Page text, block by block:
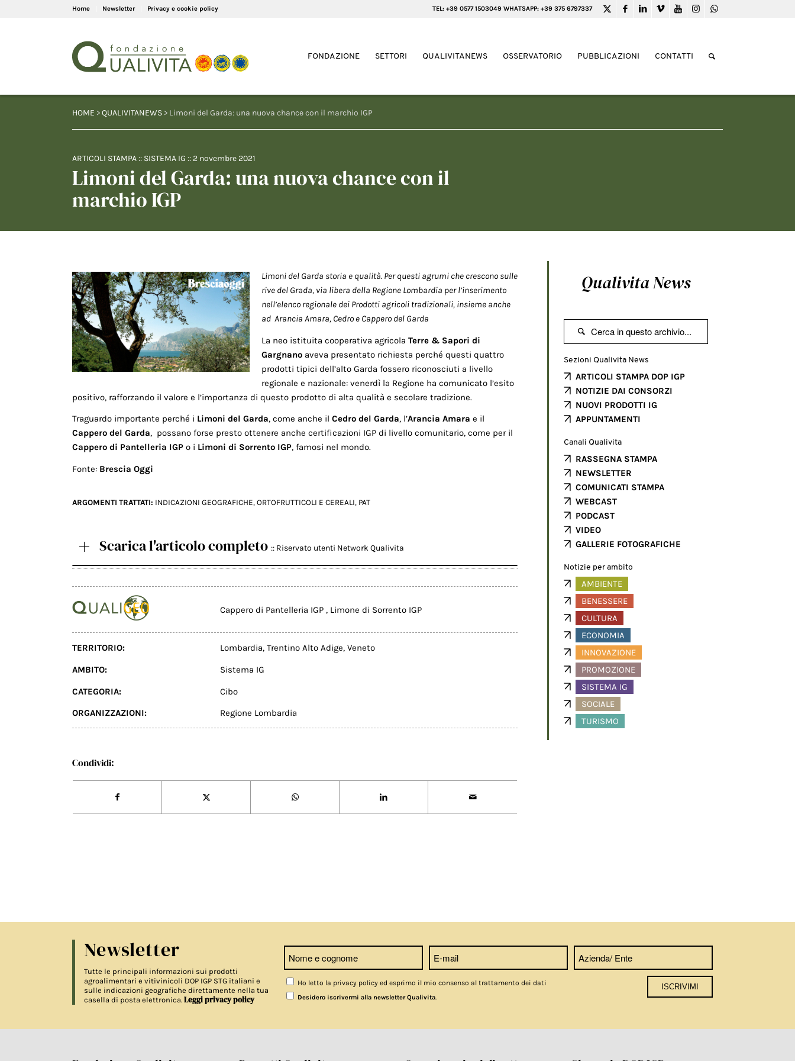
Home Newsletter Privacy e cookie policy TEL: +39 0577 1503049 WHATSAPP: +39 375 6797337
FONDAZIONE SETTORI QUALIVITANEWS OSSERVATORIO PUBBLICAZIONI CONTATTI
HOME >QUALIVITANEWS > Limoni del Garda: una nuova chance con il marchio IGP
ARTICOLI STAMPA :: SISTEMA IG :: 2 novembre 2021
Limoni del Garda: una nuova chance con il
marchio IGP
Limoni del Garda storia e qualità. Per questi agrumi che crescono sulle
rive del Grada, via libera della Regione Lombardia per l’inserimento
nell’elenco regionale dei Prodotti agricoli tradizionali, insieme anche
ad Arancia Amara, Cedro e Cappero del Garda
La neo istituita cooperativa agricola Terre & Sapori di
Gargnano aveva presentato richiesta perché questi quattro
prodotti tipici dell’alto Garda fossero riconosciuti a livello
regionale e nazionale: venerdì la Regione ha comunicato l’esito
positivo, rafforzando il valore e l’importanza di questo prodotto di alta qualità e secolare tradizione.
Traguardo importante perché i Limoni del Garda, come anche il Cedro del Garda, l’Arancia Amara e il
Cappero del Garda, possano forse presto ottenere anche certificazioni IGP di livello comunitario, come per il
Cappero di Pantelleria IGP o i Limoni di Sorrento IGP, famosi nel mondo.
Fonte: Brescia Oggi
ARGOMENTI TRATTATI: INDICAZIONI GEOGRAFICHE, ORTOFRUTTICOLI E CEREALI, PAT
Scarica l'articolo completo :: Riservato utenti Network Qualivita
Cappero di Pantelleria IGP , Limone di Sorrento IGP
TERRITORIO: Lombardia, Trentino Alto Adige, Veneto
AMBITO: Sistema IG
CATEGORIA: Cibo
ORGANIZZAZIONI: Regione Lombardia
Condividi:
Qualivita News

Sezioni Qualivita News
ARTICOLI STAMPA DOP IGP
NOTIZIE DAI CONSORZI
NUOVI PRODOTTI IG
APPUNTAMENTI
Canali Qualivita
RASSEGNA STAMPA
NEWSLETTER
COMUNICATI STAMPA
WEBCAST
PODCAST
VIDEO
GALLERIE FOTOGRAFICHE
Notizie per ambito
AMBIENTE
BENESSERE
CULTURA
ECONOMIA
INNOVAZIONE
PROMOZIONE
SISTEMA IG
SOCIALE
TURISMO
Newsletter
Tutte le principali informazioni sui prodotti
agroalimentari e vitivinicoli DOP IGP STG italiani e
sulle indicazioni geografiche direttamente nella tua
casella di posta elettronica. Leggi privacy policy
Ho letto la privacy policy ed esprimo il mio consenso al trattamento dei dati
Desidero iscrivermi alla newsletter Qualivita.